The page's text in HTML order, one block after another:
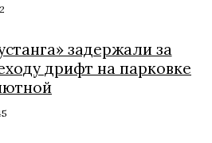
задержали за
дрифт на парковке